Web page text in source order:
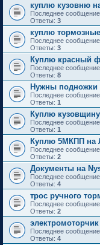
куплю кузовню
Последнее сообщение
Ответы: 3
куплю
Последнее сообщение
Ответы: 3
Куплю красный
Последнее сообщение
Ответы: 8
Нужны подножки
Последнее сообщение
Ответы: 1
Куплю
Последнее сообщение
Ответы: 1
Куплю 5МКПП на
Последнее сообщение
Ответы: 2
Документы на
Последнее сообщение
Ответы: 4
трос ручного
Последнее сообщение
Ответы: 2
Последнее сообщение
Ответы: 4